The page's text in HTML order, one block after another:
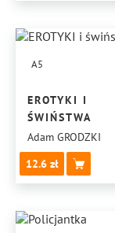
A5
EROTYKI I
ŚWIŃSTWA
Adam GRODZKI
12.6